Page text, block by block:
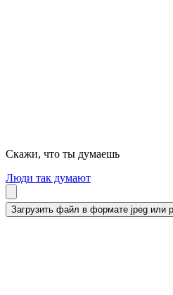
Скажи, что ты думаешь
Люди так думают